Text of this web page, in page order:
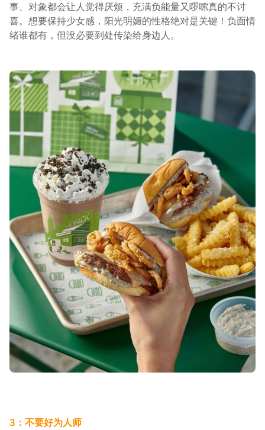
事、对象都会让人觉得厌烦，充满负能量又啰嗦真的不讨
喜。想要保持少女感，阳光明媚的性格绝对是关键！负面情
绪谁都有，但没必要到处传染给身边人。
3：不要好为人师